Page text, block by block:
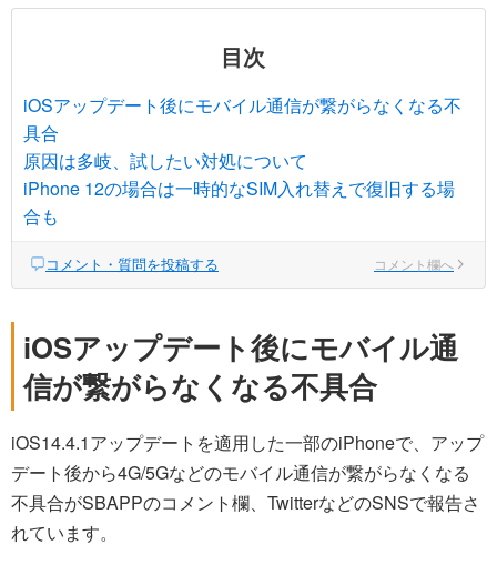
目次
iOSアップデート後にモバイル通信が繋がらなくなる不
具合
原因は多岐、試したい対処について
iPhone 12の場合は一時的なSIM入れ替えで復旧する場
合も
コメント・質問を投稿する コメント欄へ
iOSアップデート後にモバイル通
信が繋がらなくなる不具合
iOS14.4.1アップデートを適用した一部のiPhoneで、アップ
デート後から4G/5Gなどのモバイル通信が繋がらなくなる
不具合がSBAPPのコメント欄、TwitterなどのSNSで報告さ
れています。